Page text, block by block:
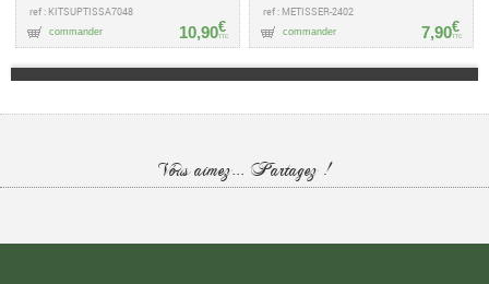
ref : KITSUPTISSA7048
10,90€
TTC
commander
ref : METISSER-2402
7,90€
TTC
commander
Vous aimez... Partagez !